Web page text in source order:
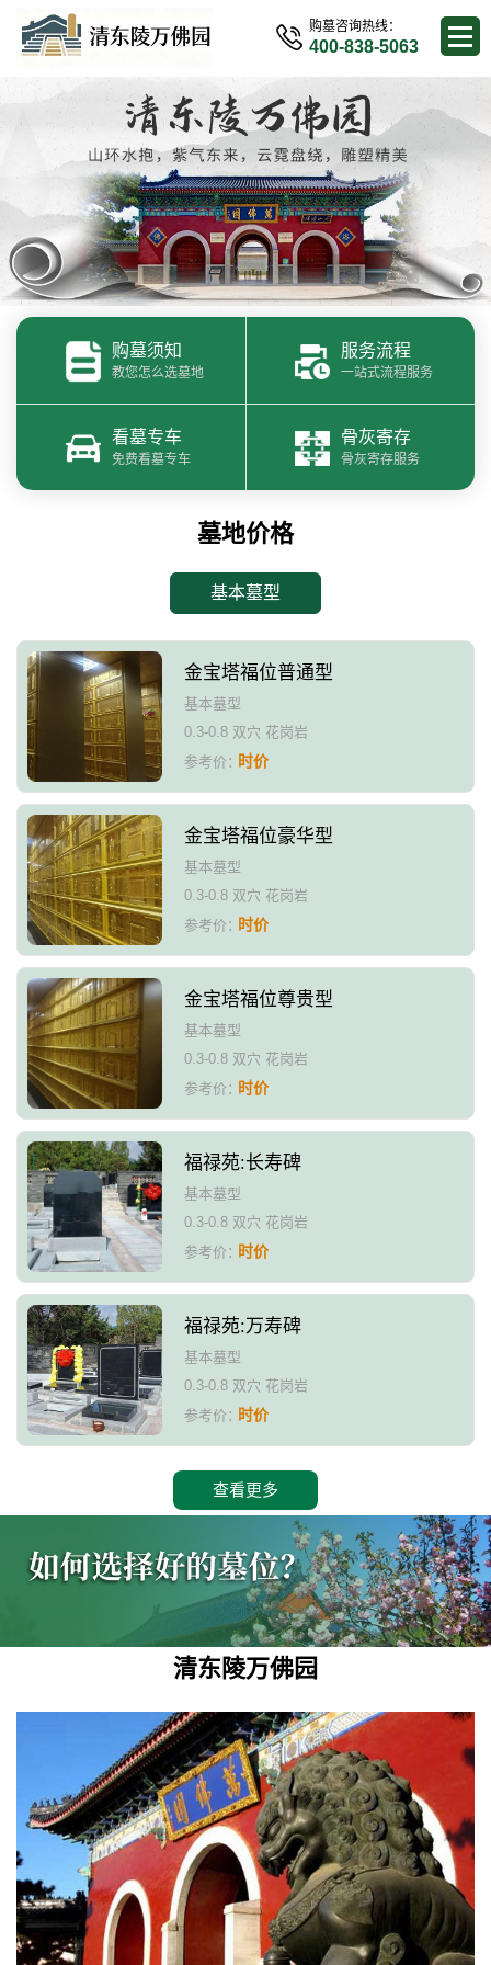
购墓咨询热线：
400-838-5063
购墓须知
教您怎么选墓地
服务流程
一站式流程服务
看墓专车
免费看墓专车
骨灰寄存
骨灰寄存服务
墓地价格
基本墓型
金宝塔福位普通型
基本墓型
0.3-0.8 双穴 花岗岩
参考价：时价
金宝塔福位豪华型
基本墓型
0.3-0.8 双穴 花岗岩
参考价：时价
金宝塔福位尊贵型
基本墓型
0.3-0.8 双穴 花岗岩
参考价：时价
福禄苑:长寿碑
基本墓型
0.3-0.8 双穴 花岗岩
参考价：时价
福禄苑:万寿碑
基本墓型
0.3-0.8 双穴 花岗岩
参考价：时价
查看更多
清东陵万佛园